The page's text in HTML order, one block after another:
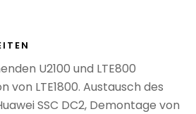
U2100 und LTE800
von LTE1800. Austausch des
SSC DC2, Demontage von